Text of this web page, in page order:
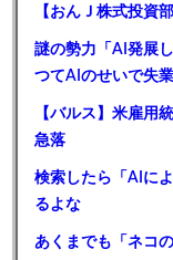
【おんＪ株式投資
謎の勢力「AI発展
つてAIのせいで失
【バルス】米雇用
急落
検索したら「AIに
るよな
あくまでも「ネコ